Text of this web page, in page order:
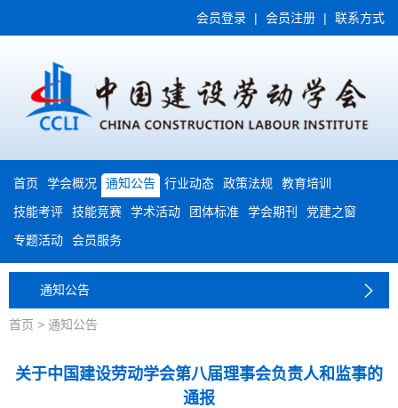
会员登录 | 会员注册 | 联系方式
首页 学会概况 通知公告 行业动态 政策法规
教育培训
技能考评
技能竞赛 学术活动 团体标准 学会期刊
党建之窗
专题活动
会员服务
通知公告
首页 > 通知公告
关于中国建设劳动学会第八届理事会负责人和监事的
通报